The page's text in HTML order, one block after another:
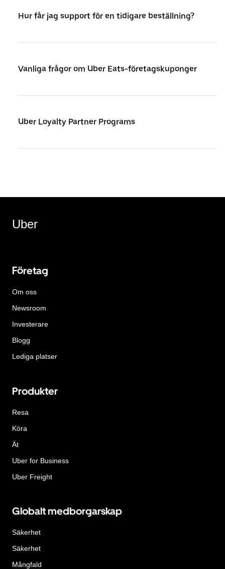
Hur får jag support för en tidigare beställning?
Vanliga frågor om Uber Eats-företagskuponger
Uber Loyalty Partner Programs
Uber
Företag
Om oss
Newsroom
Investerare
Blogg
Lediga platser
Produkter
Resa
Köra
Ät
Uber for Business
Uber Freight
Globalt medborgarskap
Säkerhet
Säkerhet
Mångfald